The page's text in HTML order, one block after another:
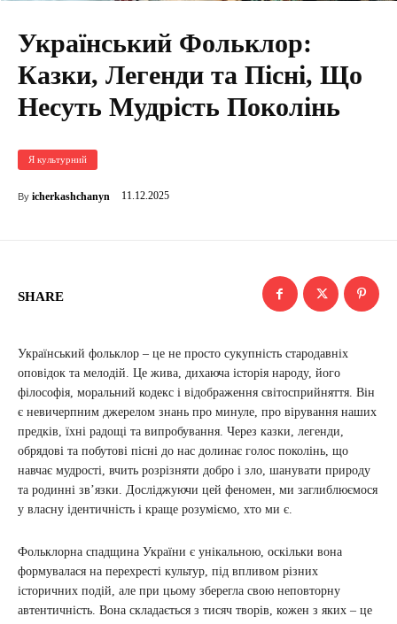
Український Фольклор:
Казки, Легенди та Пісні, Що
Несуть Мудрість Поколінь
Я культурний
By icherkashchanyn 11.12.2025
SHARE
Український фольклор – це не просто сукупність стародавніх
оповідок та мелодій. Це жива, дихаюча історія народу, його
філософія, моральний кодекс і відображення світосприйняття. Він
є невичерпним джерелом знань про минуле, про вірування наших
предків, їхні радощі та випробування. Через казки, легенди,
обрядові та побутові пісні до нас долинає голос поколінь, що
навчає мудрості, вчить розрізняти добро і зло, шанувати природу
та родинні зв’язки. Досліджуючи цей феномен, ми заглиблюємося
у власну ідентичність і краще розуміємо, хто ми є.
Фольклорна спадщина України є унікальною, оскільки вона
формувалася на перехресті культур, під впливом різних
історичних подій, але при цьому зберегла свою неповторну
автентичність. Вона складається з тисяч творів, кожен з яких – це